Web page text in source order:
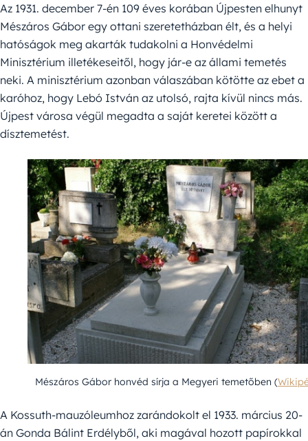
Az 1931. december 7-én 109 éves korában Újpesten elhunyt
Mészáros Gábor egy ottani szeretetházban élt, és a helyi
hatóságok meg akarták tudakolni a Honvédelmi
Minisztérium illetékeseitől, hogy jár-e az állami temetés
neki. A minisztérium azonban válaszában kötötte az ebet a
karóhoz, hogy Lebó István az utolsó, rajta kívül nincs más.
Újpest városa végül megadta a saját keretei között a
dísztemetést.
Mészáros Gábor honvéd sírja a Megyeri temetőben (
A Kossuth-mauzóleumhoz zarándokolt el 1933. március 20-
án Gonda Bálint Erdélyből, aki magával hozott papírokkal